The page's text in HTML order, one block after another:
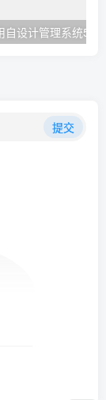
自设计管理系统
提交